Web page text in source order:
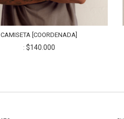
CAMISETA [COORDENADA]
$140.000